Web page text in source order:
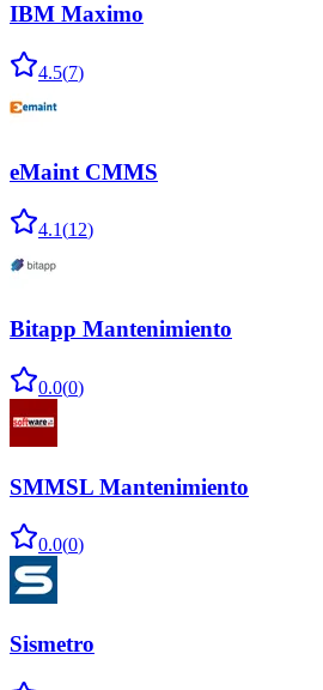
IBM Maximo
4.5(7)
eMaint CMMS
4.1(12)
Bitapp Mantenimiento
0.0(0)
SMMSL Mantenimiento
0.0(0)
Sismetro